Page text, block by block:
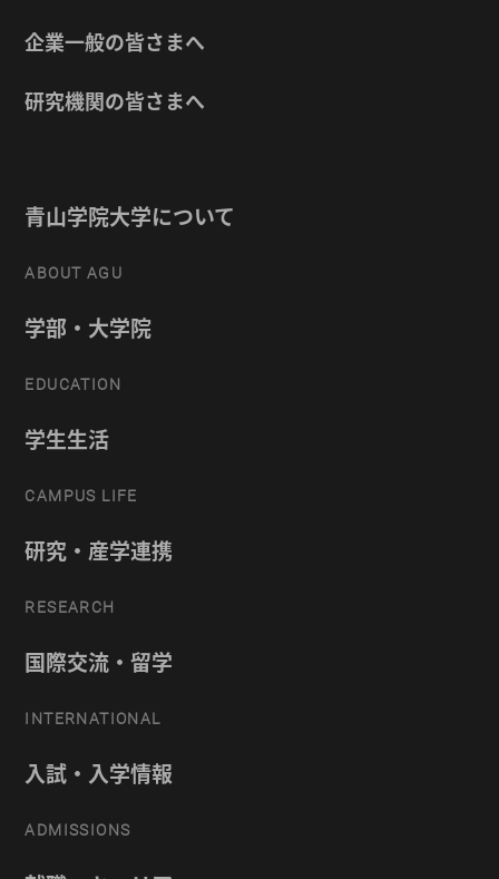
企業一般の皆さまへ
研究機関の皆さまへ
青山学院大学について
ABOUT AGU
学部・大学院
EDUCATION
学生生活
CAMPUS LIFE
研究・産学連携
RESEARCH
国際交流・留学
INTERNATIONAL
入試・入学情報
ADMISSIONS